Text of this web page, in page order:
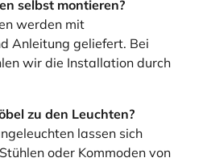
selbst montieren?
werden mit
Anleitung geliefert. Bei
wir die Installation durch
zu den Leuchten?
lassen sich
oder Kommoden von